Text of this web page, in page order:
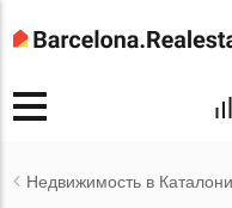
Недвижимость в